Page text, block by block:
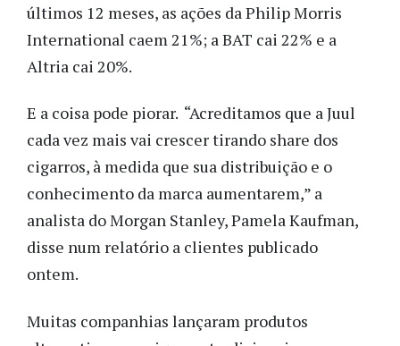
últimos 12 meses, as ações da Philip Morris
International caem 21%; a BAT cai 22% e a
Altria cai 20%.
E a coisa pode piorar. “Acreditamos que a Juul
cada vez mais vai crescer tirando share dos
cigarros, à medida que sua distribuição e o
conhecimento da marca aumentarem,” a
analista do Morgan Stanley, Pamela Kaufman,
disse num relatório a clientes publicado
ontem.
Muitas companhias lançaram produtos